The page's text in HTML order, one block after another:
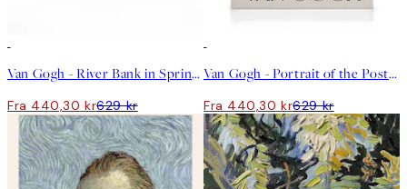
Van Gogh - River Bank in Springtime Landscape Lerret
Fra 440,30 kr629 kr
Van Gogh - Portrait of the Postman Joseph Roulin Lerret
Fra 440,30 kr629 kr